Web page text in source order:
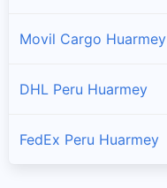
Movil Cargo Huarmey
DHL Peru Huarmey
FedEx Peru Huarmey